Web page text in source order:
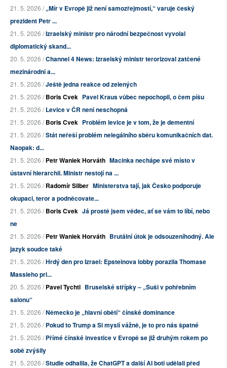
21. 5. 2026 /„Mír v Evropě již není samozřejmostí,“ varuje český
prezident Petr ...
21. 5. 2026 /Izraelský ministr pro národní bezpečnost vyvolal
diplomatický skand...
20. 5. 2026 /Channel 4 News: Izraelský ministr terorizoval zatčené
mezinárodní a...
21. 5. 2026 /Ještě jedna reakce od zelených
21. 5. 2026 /Boris Cvek Pavel Kraus vůbec nepochopil, o čem píšu
21. 5. 2026 /Levice v ČR není neschopná
21. 5. 2026 /Boris Cvek Problém levice je v tom, že je dementní
21. 5. 2026 /Stát neřeší problém nelegálního sběru komunikačních dat.
Naopak: d...
21. 5. 2026 /Petr Waniek Horváth Macinka nechápe své místo v
ústavní hierarchii. Ministr nestojí na ...
21. 5. 2026 /Radomír Silber Ministerstva tají, jak Česko podporuje
okupaci, teror a podněcovate...
21. 5. 2026 /Boris Cvek Já prostě jsem vědec, ať se vám to líbí, nebo
ne
21. 5. 2026 /Petr Waniek Horváth Brutální útok je odsouzeníhodný. Ale
jazyk soudce také
21. 5. 2026 /Hrdý den pro Izrael: Epsteinova lobby porazila Thomase
Massieho pri...
20. 5. 2026 /Pavel Tychtl Bruselské střípky – „Suši v pohřebním
salonu“
21. 5. 2026 /Německo je „hlavní obětí“ čínské dominance
21. 5. 2026 /Pokud to Trump a Si myslí vážně, je to pro nás špatné
21. 5. 2026 /Přímé čínské investice v Evropě se již druhým rokem po
sobě zvýšily
21. 5. 2026 /Studie odhalila, že ChatGPT a další AI boti udělali před